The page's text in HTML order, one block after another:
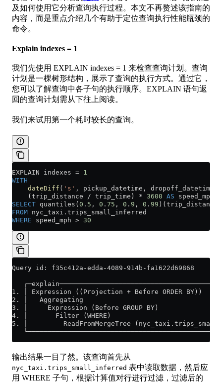
及如何使用它分析查询执行过程。本文不再赘述该指南的
内容，而是重点介绍几个有助于定位查询执行性能瓶颈的
命令。
Explain indexes = 1
我们先使用 EXPLAIN indexes = 1 来检查查询计划。查询
计划是一棵树形结构，展示了查询的执行方式。通过它，
您可以了解查询中各子句的执行顺序。EXPLAIN 语句返
回的查询计划需从下往上阅读。
我们来试用第一个耗时较长的查询。
EXPLAIN indexes = 1
WITH
    dateDiff
( 's' , pickup_datetime, dropoff_datetime)
    (trip_distance
/ trip_time) * 3600 AS speed_mph
SELECT quantiles(0 . 5 , 0 . 75 , 0 . 9 , 0 . 99 )(trip_distance)
FROM nyc_taxi . trips_small_inferred
WHERE speed_mph > 30
Query id: f35c412a-edda-4089-914b-fa1622d69868
1. │ Expression ((Projection + Before ORDER BY))
2. │   Aggregating
3. │     Expression (Before GROUP BY)
4. │       Filter (WHERE)
5. │         ReadFromMergeTree
输出结果一目了然。该查询首先从
nyc_taxi.trips_small_inferred 表中读取数据，然后应
用 WHERE 子句，根据计算值对行进行过滤，过滤后的